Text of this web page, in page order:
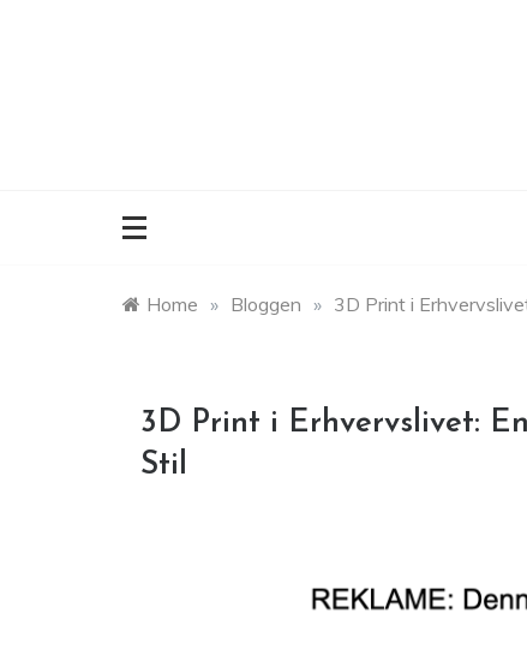
Home » Bloggen » 3D Print i
3D Print i Erhvervslivet:
Stil